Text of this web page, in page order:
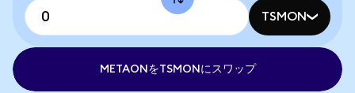
TSMON
METAONをTSMONにスワップ